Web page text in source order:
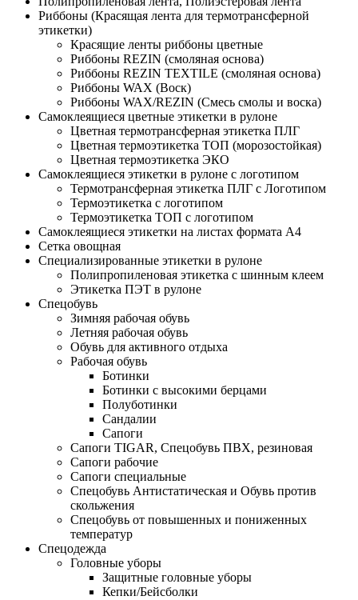
Риббоны (Красящая лента для термотрансферной
этикетки)
Красящие ленты риббоны цветные
Риббоны REZIN (смоляная основа)
Риббоны REZIN TEXTILE (смоляная основа)
Риббоны WAX (Воск)
Риббоны WAX/REZIN (Смесь смолы и воска)
Самоклеящиеся цветные этикетки в рулоне
Цветная термотрансферная этикетка ПЛГ
Цветная термоэтикетка ТОП (морозостойкая)
Цветная термоэтикетка ЭКО
Самоклеящиеся этикетки в рулоне с логотипом
Термотрансферная этикетка ПЛГ с Логотипом
Термоэтикетка с логотипом
Термоэтикетка ТОП с логотипом
Самоклеящиеся этикетки на листах формата А4
Сетка овощная
Специализированные этикетки в рулоне
Полипропиленовая этикетка с шинным клеем
Этикетка ПЭТ в рулоне
Спецобувь
Зимняя рабочая обувь
Летняя рабочая обувь
Обувь для активного отдыха
Рабочая обувь
Ботинки
Ботинки с высокими берцами
Полуботинки
Сандалии
Сапоги
Сапоги TIGAR, Спецобувь ПВХ, резиновая
Сапоги рабочие
Сапоги специальные
Спецобувь Антистатическая и Обувь против
скольжения
Спецобувь от повышенных и пониженных
температур
Спецодежда
Головные уборы
Защитные головные уборы
Кепки/Бейсболки